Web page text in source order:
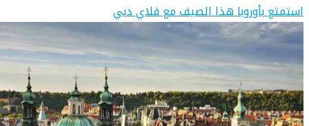
استمتع بأوروبا هذا الصيف مع فلاي دبي